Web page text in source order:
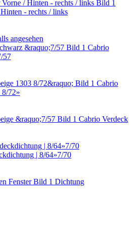
- rechts / links
angesehen
Cabrio
57
Cabrio
72»
Cabrio Verdeck
| 8/64»7/70
Dichtung